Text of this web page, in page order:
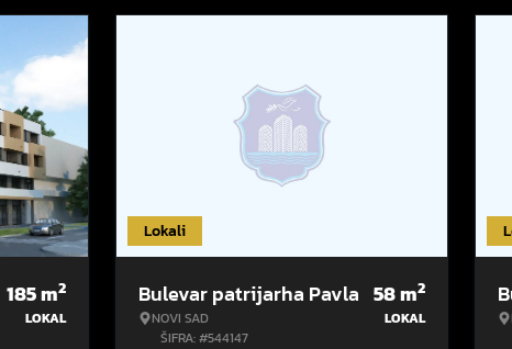
185m2
LOKAL
Lokali
Bulevar patrijarha Pavla
NOVI SAD
ŠIFRA: #544147
58m2
LOKAL